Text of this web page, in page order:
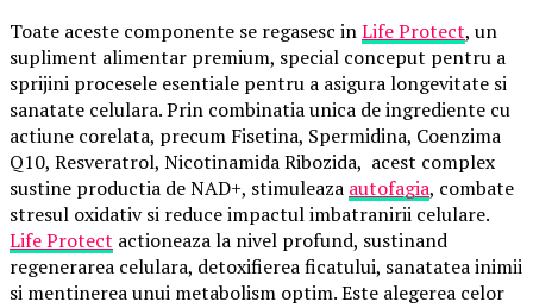
Toate aceste componente se regasesc inLife Protect, un
supliment alimentar premium, special conceput pentru a
sprijini procesele esentiale pentru a asigura longevitate si
sanatate celulara. Prin combinatia unica de ingrediente cu
actiune corelata, precum Fisetina, Spermidina, Coenzima
Q10, Resveratrol, Nicotinamida Ribozida, acest complex
sustine productia de NAD+, stimuleaza autofagia, combate
stresul oxidativ si reduce impactul imbatranirii celulare.
Life Protect actioneaza la nivel profund, sustinand
regenerarea celulara, detoxifierea ficatului, sanatatea inimii
si mentinerea unui metabolism optim. Este alegerea celor